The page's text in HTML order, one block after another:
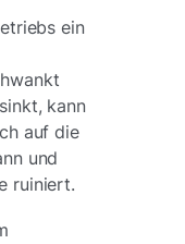
ein
kann
auf die
und
ruiniert.